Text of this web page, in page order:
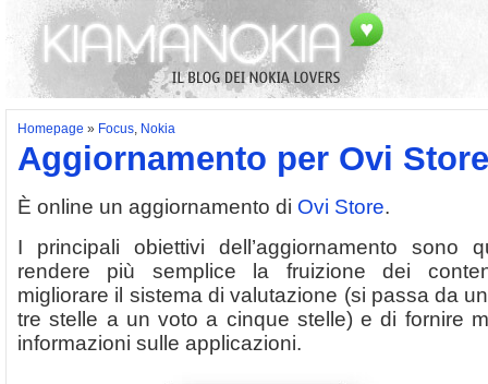
Homepage » Focus, Nokia
Aggiornamento per Ovi Store
È online un aggiornamento di Ovi Store.
I principali obiettivi dell’aggiornamento sono
rendere più semplice la fruizione dei
migliorare il sistema di valutazione (si passa da
tre stelle a un voto a cinque stelle) e di fornire
informazioni sulle applicazioni.